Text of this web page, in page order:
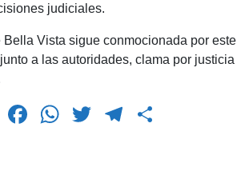
judiciales.
Bella Vista sigue conmocionada por este
a las autoridades, clama por justicia
F
W
T
T